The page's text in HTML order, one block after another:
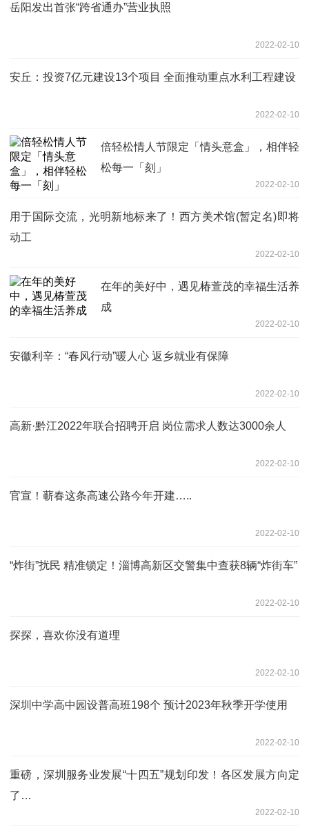
岳阳发出首张“跨省通办”营业执照
2022-02-10
安丘：投资7亿元建设13个项目 全面推动重点水利工程建设
2022-02-10
倍轻松情人节限定「情头意盒」，相伴轻
松每一「刻」
2022-02-10
用于国际交流，光明新地标来了！西方美术馆(暂定名)即将
动工
2022-02-10
在年的美好中，遇见椿萱茂的幸福生活养
成
2022-02-10
安徽利辛：“春风行动”暖人心 返乡就业有保障
2022-02-10
高新·黔江2022年联合招聘开启 岗位需求人数达3000余人
2022-02-10
官宣！蕲春这条高速公路今年开建…..
2022-02-10
“炸街”扰民 精准锁定！淄博高新区交警集中查获8辆“炸街车”
2022-02-10
探探，喜欢你没有道理
2022-02-10
深圳中学高中园设普高班198个 预计2023年秋季开学使用
2022-02-10
重磅，深圳服务业发展“十四五”规划印发！各区发展方向定
了…
2022-02-10